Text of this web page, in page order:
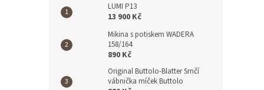
LUMI P13
13 900 Kč
Mikina s potiskem WADERA
158/164
890 Kč
Original Buttolo-Blatter Srnčí
vábnička míček Buttolo